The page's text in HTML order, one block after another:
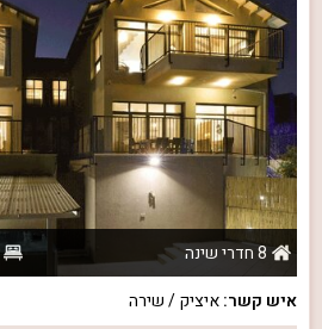
8 חדרי שינה
איש קשר:איציק / שירה